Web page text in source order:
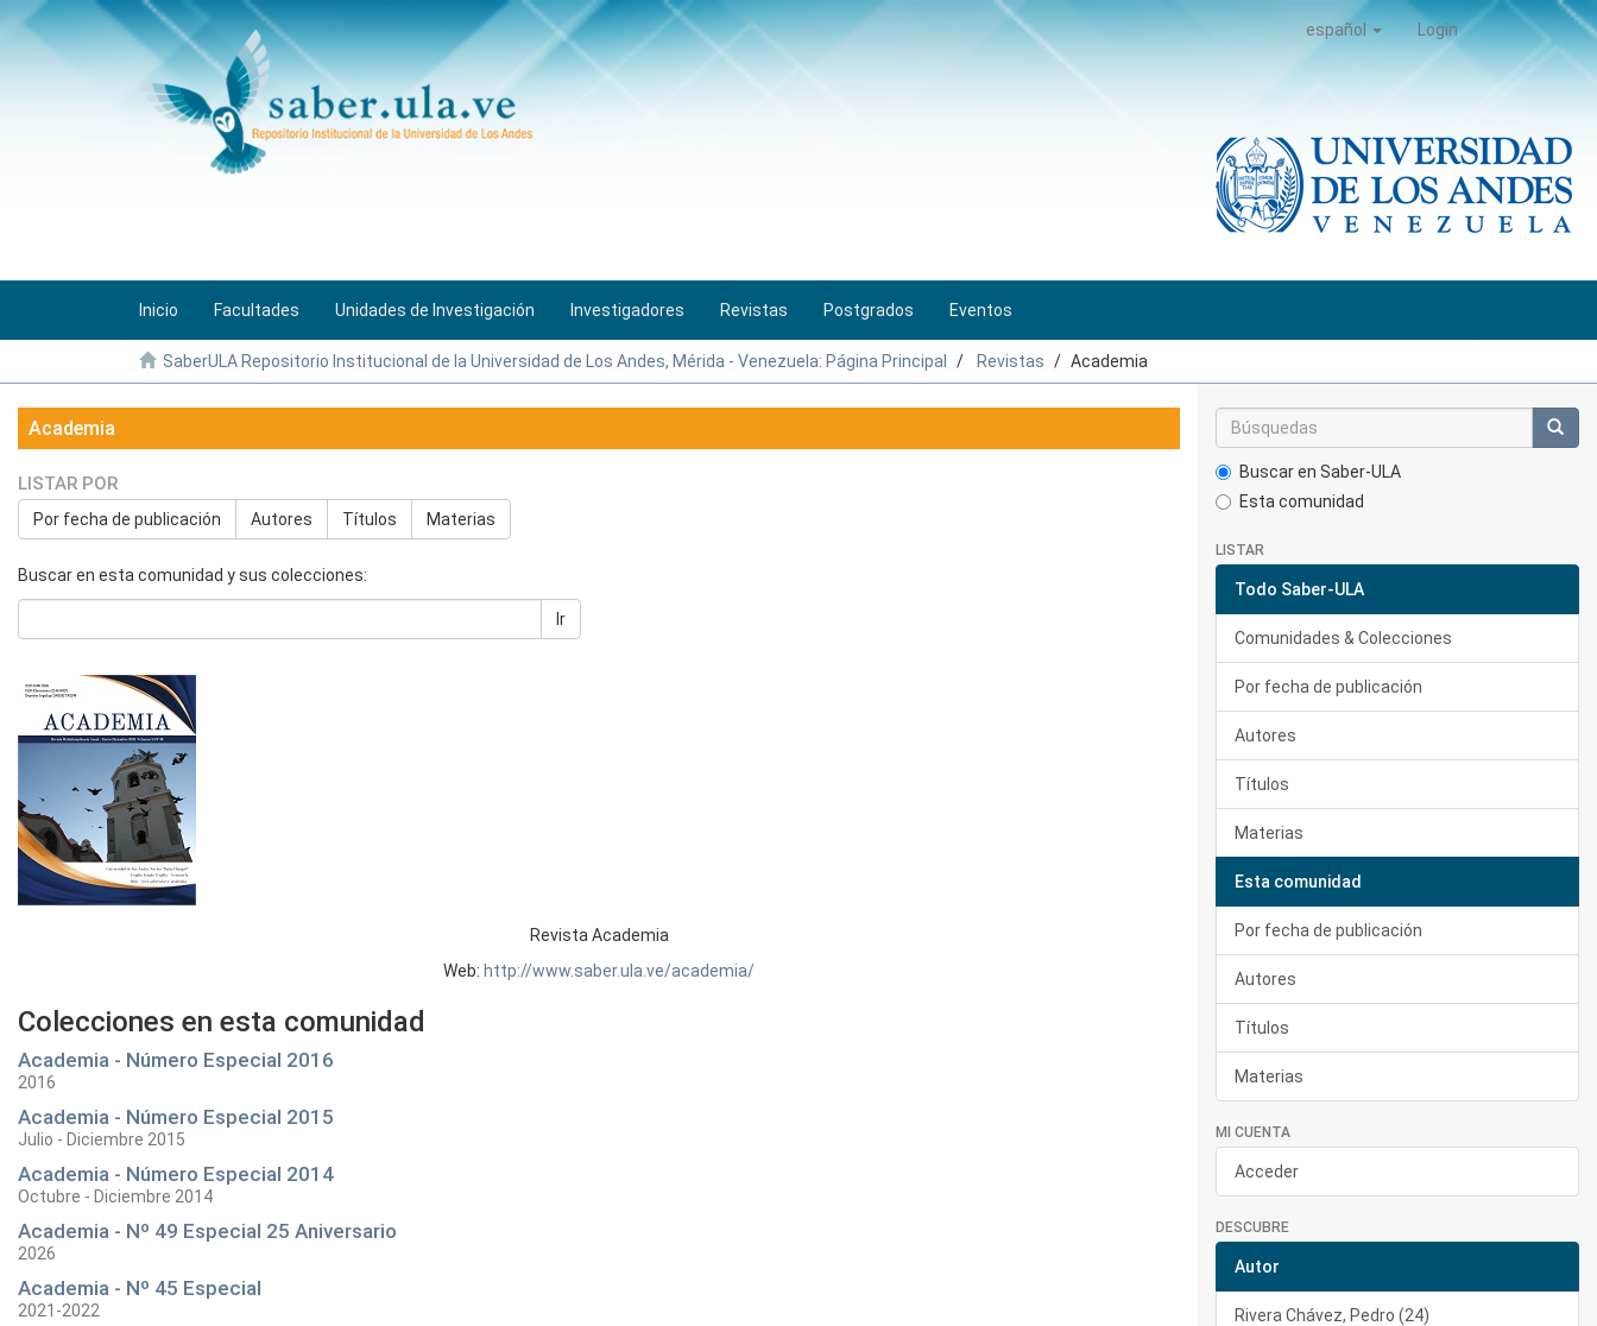
español Login
Inicio Facultades Unidades de Investigación Investigadores Revistas Postgrados Eventos
SaberULA Repositorio Institucional de la Universidad de Los Andes, Mérida - Venezuela: Página Principal Revistas Academia
Academia
LISTAR POR
Por fecha de publicación Autores Títulos Materias
Buscar en esta comunidad y sus colecciones:
Ir
Revista Academia
Web: http://www.saber.ula.ve/academia/
Colecciones en esta comunidad
Academia - Número Especial 2016
2016
Academia - Número Especial 2015
Julio - Diciembre 2015
Academia - Número Especial 2014
Octubre - Diciembre 2014
Academia - Nº 49 Especial 25 Aniversario
2026
Academia - Nº 45 Especial
2021-2022
Buscar en Saber-ULA
Esta comunidad
LISTAR
Todo Saber-ULA
Comunidades & Colecciones
Por fecha de publicación
Autores
Títulos
Materias
Esta comunidad
Por fecha de publicación
Autores
Títulos
Materias
MI CUENTA
Acceder
DESCUBRE
Autor
Rivera Chávez, Pedro (24)